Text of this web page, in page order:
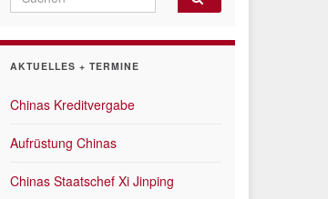
AKTUELLES + TERMINE
Chinas Kreditvergabe
Aufrüstung Chinas
Chinas Staatschef Xi Jinping